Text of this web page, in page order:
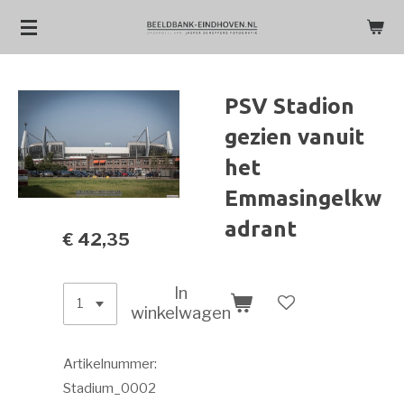
Ga
de
PSV Stadion
gezien vanuit
het
Emmasingelkw
adrant
€ 42,35
In
winkelwagen
Artikelnummer:
Stadium_0002